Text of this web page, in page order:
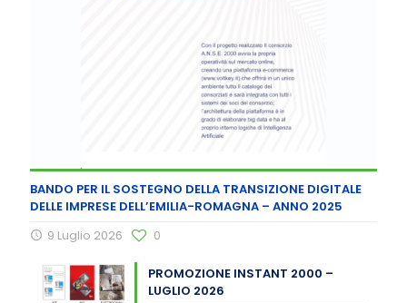
BANDO PER IL SOSTEGNO DELLA TRANSIZIONE DIGITALE
DELLE IMPRESE DELL’EMILIA-ROMAGNA – ANNO 2025
9 Luglio 2026
0
PROMOZIONE INSTANT 2000 –
LUGLIO 2026